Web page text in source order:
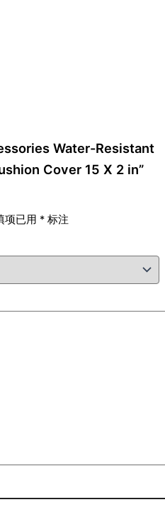
Water-Resistant
Cover 15 X 2 in”
项已用 * 标注